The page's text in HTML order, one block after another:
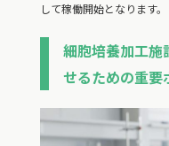
して稼働開始となります。
細胞培養加工施
せるための重要